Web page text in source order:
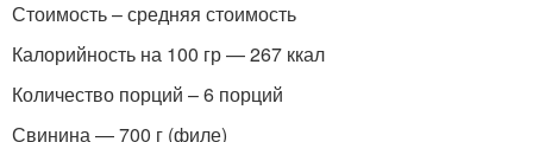
Стоимость – средняя стоимость
Калорийность на 100 гр — 267 ккал
Количество порций – 6 порций
Свинина — 700 г (филе)